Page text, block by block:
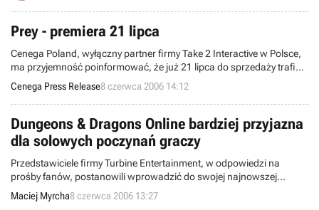
Prey - premiera 21 lipca
Cenega Poland, wyłączny partner firmy Take 2 Interactive w Polsce,
ma przyjemność poinformować, że już 21 lipca do sprzedaży trafi
długo oczekiwana gra FPP firm Human Head Studios i 3D Realms -
Prey.
Cenega Press Release8 czerwca 2006 14:12
Dungeons & Dragons Online bardziej przyjazna
dla solowych poczynań graczy
Przedstawiciele firmy Turbine Entertainment, w odpowiedzi na
prośby fanów, postanowili wprowadzić do swojej najnowszej
produkcji, Dungeons & Dragons Online: Stormreach, nieco
udogodnień dla nowych graczy. Teraz zagłębiając się w świat gry,
Maciej Myrcha8 czerwca 2006 13:27